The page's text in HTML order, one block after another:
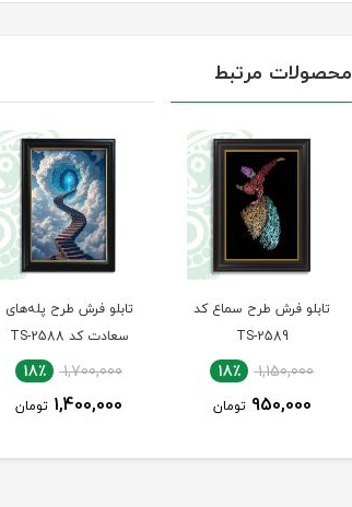
محصولات مرتبط
تابلو فرش طرح سماع کد
TS-2589
1,150,000 18٪
950,000 تومان
تابلو فرش طرح پله‌های
سعادت کد TS-2588
1,700,000 18٪
1,400,000 تومان